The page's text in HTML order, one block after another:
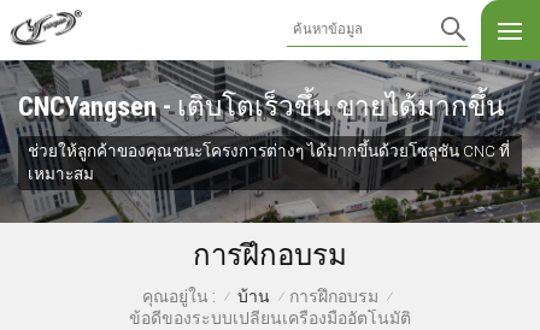
CNCYangsen - เติบโตเร็วขึ้น ขายได้มากขึ้น
ช่วยให้ลูกค้าของคุณชนะโครงการต่างๆ ได้มากขึ้นด้วยโซลูชัน CNC ที่
เหมาะสม
การฝึกอบรม
คุณอยู่ใน : / บ้าน / การฝึกอบรม /
ข้อดีของระบบเปลี่ยนเครื่องมืออัตโนมัติ